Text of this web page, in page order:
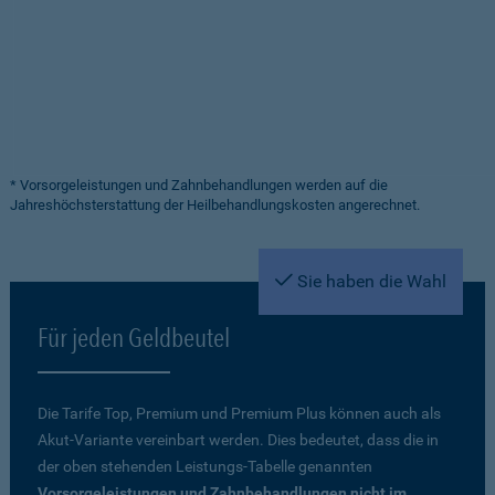
* Vorsorgeleistungen und Zahnbehandlungen werden auf die
Jahreshöchsterstattung der Heilbehandlungskosten angerechnet.
Sie haben die Wahl
Für jeden Geldbeutel
Die Tarife Top, Premium und Premium Plus können auch als
Akut-Variante vereinbart werden. Dies bedeutet, dass die in
der oben stehenden Leistungs-Tabelle genannten